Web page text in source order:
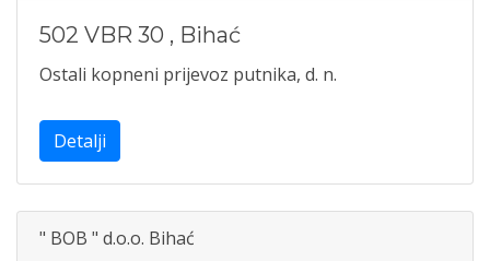
502 VBR 30 , Bihać
Ostali kopneni prijevoz putnika, d. n.
Detalji
" BOB " d.o.o. Bihać